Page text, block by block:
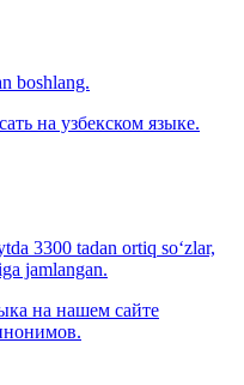
boshlang.
на узбекском языке.
3300 tadan ortiq so‘zlar,
jamlangan.
на нашем сайте